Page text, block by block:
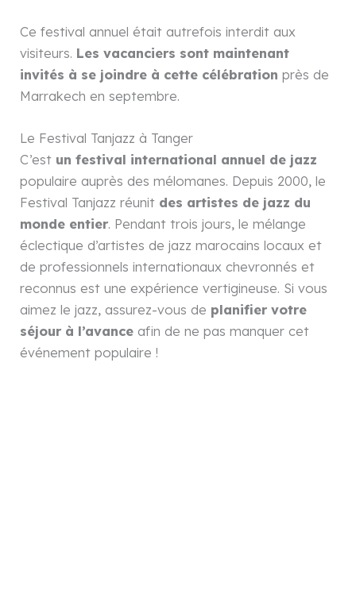
Ce festival annuel était autrefois interdit aux
visiteurs. Les vacanciers sont maintenant
invités à se joindre à cette célébrationprès de
Marrakech en septembre.
Le Festival Tanjazz à Tanger
C’est un festival international annuel de jazz
populaire auprès des mélomanes. Depuis 2000, le
Festival Tanjazz réunit des artistes de jazz du
monde entier. Pendant trois jours, le mélange
éclectique d’artistes de jazz marocains locaux et
de professionnels internationaux chevronnés et
reconnus est une expérience vertigineuse. Si vous
aimez le jazz, assurez-vous de planifier votre
séjour à l’avanceafin de ne pas manquer cet
événement populaire !